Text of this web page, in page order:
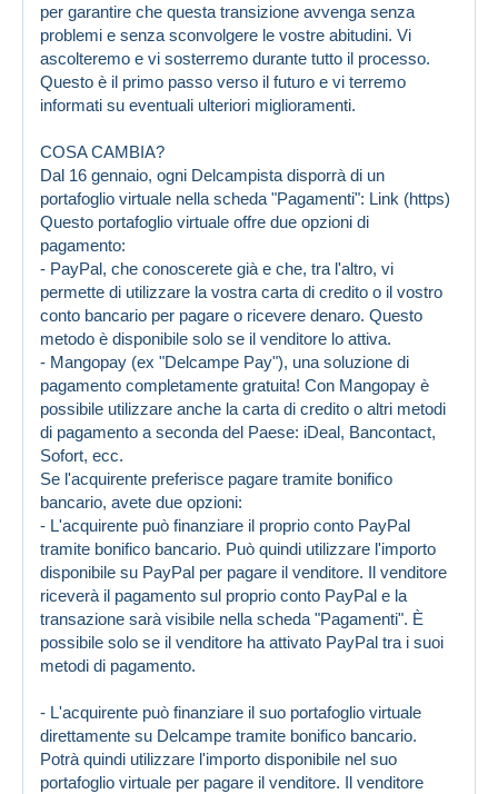
per garantire che questa transizione avvenga senza
problemi e senza sconvolgere le vostre abitudini. Vi
ascolteremo e vi sosterremo durante tutto il processo.
Questo è il primo passo verso il futuro e vi terremo
informati su eventuali ulteriori miglioramenti.
COSA CAMBIA?
Dal 16 gennaio, ogni Delcampista disporrà di un
portafoglio virtuale nella scheda "Pagamenti": Link (https)
Questo portafoglio virtuale offre due opzioni di
pagamento:
- PayPal, che conoscerete già e che, tra l'altro, vi
permette di utilizzare la vostra carta di credito o il vostro
conto bancario per pagare o ricevere denaro. Questo
metodo è disponibile solo se il venditore lo attiva.
- Mangopay (ex "Delcampe Pay"), una soluzione di
pagamento completamente gratuita! Con Mangopay è
possibile utilizzare anche la carta di credito o altri metodi
di pagamento a seconda del Paese: iDeal, Bancontact,
Sofort, ecc.
Se l'acquirente preferisce pagare tramite bonifico
bancario, avete due opzioni:
- L'acquirente può finanziare il proprio conto PayPal
tramite bonifico bancario. Può quindi utilizzare l'importo
disponibile su PayPal per pagare il venditore. Il venditore
riceverà il pagamento sul proprio conto PayPal e la
transazione sarà visibile nella scheda "Pagamenti". È
possibile solo se il venditore ha attivato PayPal tra i suoi
metodi di pagamento.
- L'acquirente può finanziare il suo portafoglio virtuale
direttamente su Delcampe tramite bonifico bancario.
Potrà quindi utilizzare l'importo disponibile nel suo
portafoglio virtuale per pagare il venditore. Il venditore